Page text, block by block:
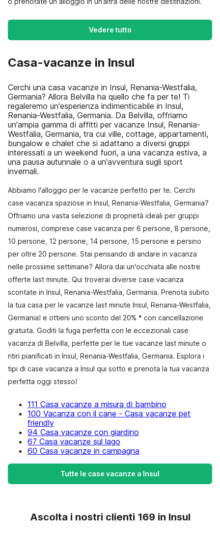
Vedere tutto
Casa-vacanze in Insul
Cerchi una casa vacanze in Insul, Renania-Westfalia,
Germania? Allora Belvilla ha quello che fa per te! Ti
regaleremo un'esperienza indimenticabile in Insul,
Renania-Westfalia, Germania. Da Belvilla, offriamo
un'ampia gamma di affitti per vacanze Insul, Renania-
Westfalia, Germania, tra cui ville, cottage, appartamenti,
bungalow e chalet che si adattano a diversi gruppi
interessati a un weekend fuori, a una vacanza estiva, a
una pausa autunnale o a un'avventura sugli sport
invernali.
Abbiamo l'alloggio per le vacanze perfetto per te. Cerchi
case vacanza spaziose in Insul, Renania-Westfalia, Germania?
Offriamo una vasta selezione di proprietà ideali per gruppi
numerosi, comprese case vacanza per 6 persone, 8 persone,
10 persone, 12 persone, 14 persone, 15 persone e persino
per oltre 20 persone. Stai pensando di andare in vacanza
nelle prossime settimane? Allora dai un'occhiata alle nostre
offerte last minute. Qui troverai diverse case vacanza
scontate in Insul, Renania-Westfalia, Germania. Prenota subito
la tua casa per le vacanze last minute Insul, Renania-Westfalia,
Germania! e ottieni uno sconto del 20% * con cancellazione
gratuita. Goditi la fuga perfetta con le eccezionali case
vacanza di Belvilla, perfette per le tue vacanze last minute o
ritiri pianificati in Insul, Renania-Westfalia, Germania. Esplora i
tipi di case vacanza a Insul qui sotto e prenota la tua vacanza
perfetta oggi stesso!
111 Casa vacanze a misura di bambino
100 Vacanza con il cane - Casa vacanze pet
friendly
94 Casa vacanze con giardino
67 Casa vacanze sul lago
60 Casa vacanze in campagna
Tutte le case vacanze a Insul
Ascolta i nostri clienti 169 in Insul